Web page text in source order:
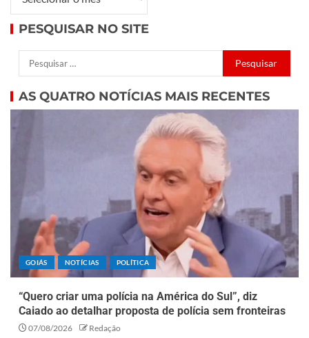
PESQUISAR NO SITE
AS QUATRO NOTÍCIAS MAIS RECENTES
GOIÁS NOTÍCIAS POLÍTICA
“Quero criar uma polícia na América do Sul”, diz
Caiado ao detalhar proposta de polícia sem fronteiras
07/08/2026 Redação